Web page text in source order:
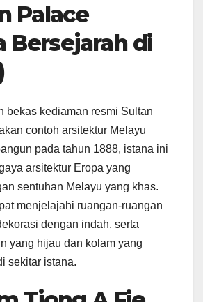
Palace
Bersejarah di
bekas kediaman resmi Sultan
contoh arsitektur Melayu
pada tahun 1888, istana ini
arsitektur Eropa yang
sentuhan Melayu yang khas.
menjelajahi ruangan-ruangan
dengan indah, serta
yang hijau dan kolam yang
sekitar istana.